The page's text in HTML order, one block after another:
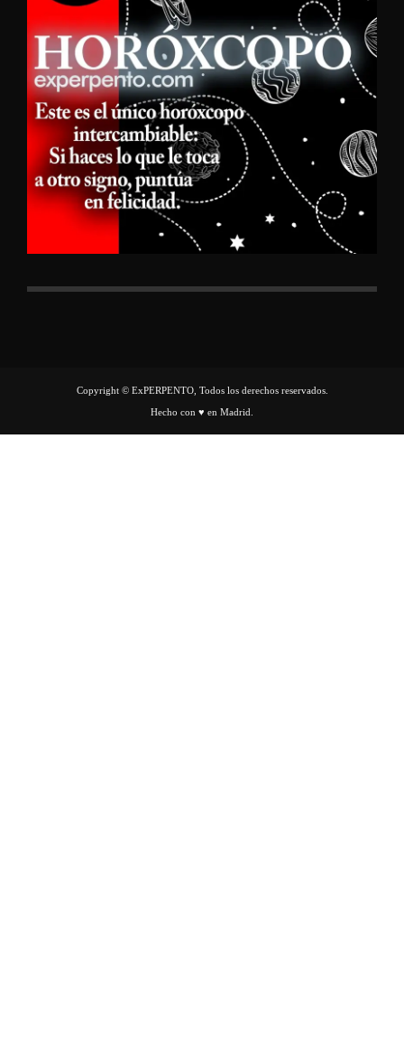
Copyright © ExPERPENTO, Todos los derechos reservados.
Hecho con ♥ en Madrid.